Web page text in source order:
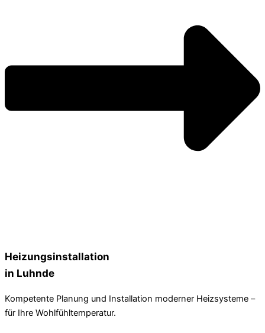
Heizungsinstallation
in Luhnde
Kompetente Planung und Installation moderner Heizsysteme –
für Ihre Wohlfühltemperatur.